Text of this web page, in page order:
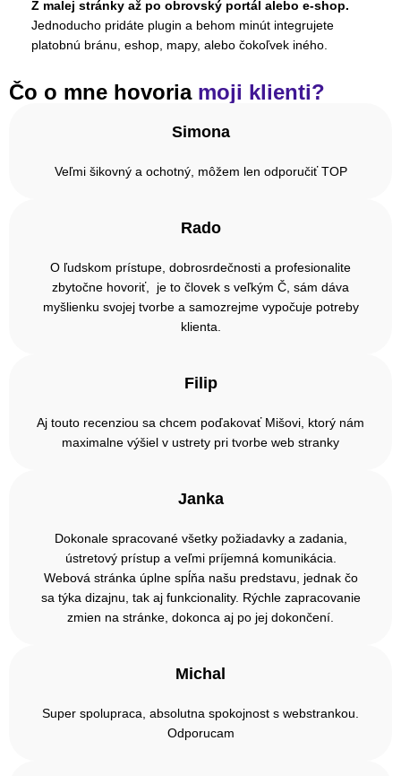
Z malej stránky až po obrovský portál alebo e-shop.
Jednoducho pridáte plugin a behom minút integrujete
platobnú bránu, eshop, mapy, alebo čokoľvek iného.
Čo o mne hovoriamoji klienti?
Simona
Veľmi šikovný a ochotný, môžem len odporučiť TOP
Rado
O ľudskom prístupe, dobrosrdečnosti a profesionalite
zbytočne hovoriť, je to človek s veľkým Č, sám dáva
myšlienku svojej tvorbe a samozrejme vypočuje potreby
klienta.
Filip
Aj touto recenziou sa chcem poďakovať Mišovi, ktorý nám
maximalne výšiel v ustrety pri tvorbe web stranky
Janka
Dokonale spracované všetky požiadavky a zadania,
ústretový prístup a veľmi príjemná komunikácia.
Webová stránka úplne spĺňa našu predstavu, jednak čo
sa týka dizajnu, tak aj funkcionality. Rýchle zapracovanie
zmien na stránke, dokonca aj po jej dokončení.
Michal
Super spolupraca, absolutna spokojnost s webstrankou.
Odporucam